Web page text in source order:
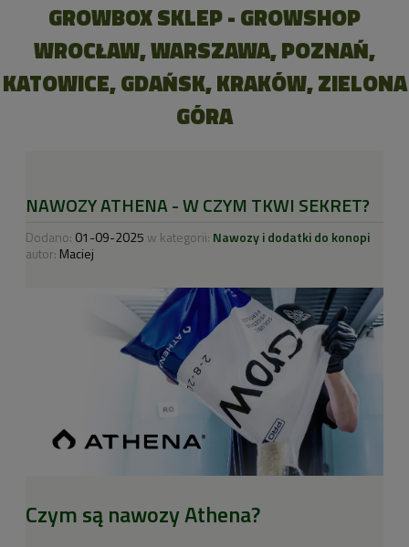
GROWBOX SKLEP - GROWSHOP
WROCŁAW, WARSZAWA, POZNAŃ,
KATOWICE, GDAŃSK, KRAKÓW, ZIELONA
GÓRA
NAWOZY ATHENA - W CZYM TKWI SEKRET?
Dodano: 01-09-2025 w kategorii: Nawozy i dodatki do konopi
autor: Maciej
Czym są nawozy Athena?